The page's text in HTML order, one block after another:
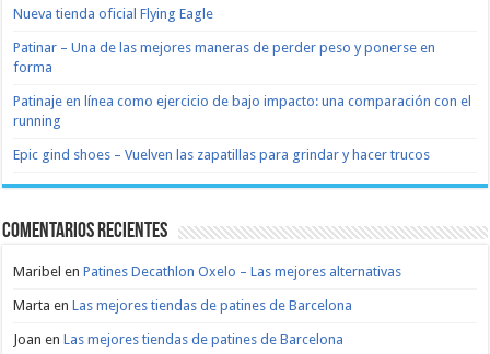
Nueva tienda oficial Flying Eagle
Patinar – Una de las mejores maneras de perder peso y ponerse en
forma
Patinaje en línea como ejercicio de bajo impacto: una comparación con el
running
Epic gind shoes – Vuelven las zapatillas para grindar y hacer trucos
Comentarios recientes
Maribel enPatines Decathlon Oxelo – Las mejores alternativas
Marta enLas mejores tiendas de patines de Barcelona
Joan enLas mejores tiendas de patines de Barcelona